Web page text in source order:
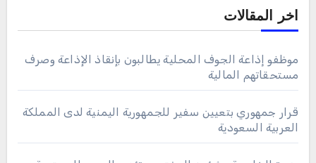
اخر المقالات
موظفو إذاعة الجوف المحلية يطالبون بإنقاذ الإذاعة وصرف
مستحقاتهم المالية
قرار جمهوري بتعيين سفير للجمهورية اليمنية لدى المملكة
العربية السعودية